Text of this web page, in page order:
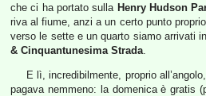
che ci ha portato sulla Henry Hudson
riva al fiume, anzi a un certo punto
verso le sette e un quarto siamo arrivati
& Cinquantunesima Strada.
E lì, incredibilmente, proprio
pagava nemmeno: la domenica è gratis